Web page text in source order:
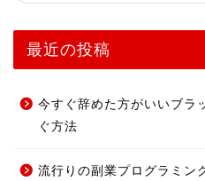
最近の投稿
今すぐ辞めた方がいいブラ
ぐ方法
流行りの副業プログラミン